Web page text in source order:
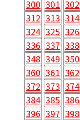
300 301 302
312 313 314
324 325 326
336 337 338
348 349 350
360 361 362
372 373 374
384 385 386
396 397 398